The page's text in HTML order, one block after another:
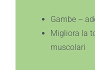
Gambe –
Migliora la
muscolari